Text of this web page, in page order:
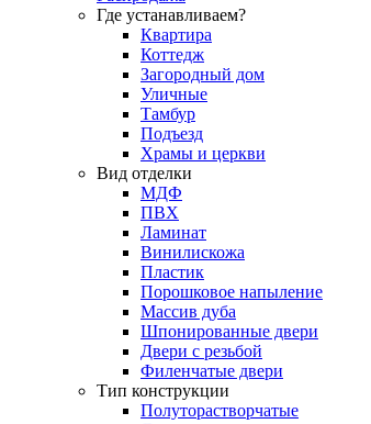
Где устанавливаем?
Квартира
Коттедж
Загородный дом
Уличные
Тамбур
Подъезд
Храмы и церкви
Вид отделки
МДФ
ПВХ
Ламинат
Винилискожа
Пластик
Порошковое напыление
Массив дуба
Шпонированные двери
Двери с резьбой
Филенчатые двери
Тип конструкции
Полуторастворчатые